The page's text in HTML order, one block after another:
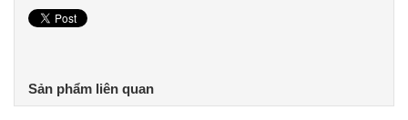
Sản phẩm liên quan